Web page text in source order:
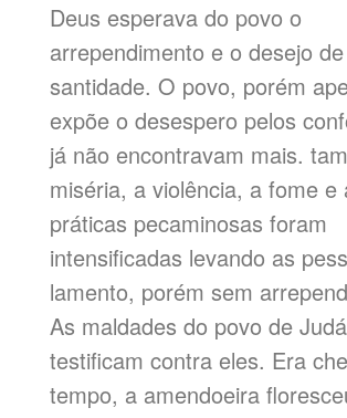
Deus esperava do povo o
arrependimento e o desejo
santidade. O povo, porém
expõe o desespero pelos
já não encontravam mais.
miséria, a violência, a fome e
práticas pecaminosas foram
intensificadas levando as
lamento, porém sem
As maldades do povo de Judá
testificam contra eles. Era
tempo, a amendoeira